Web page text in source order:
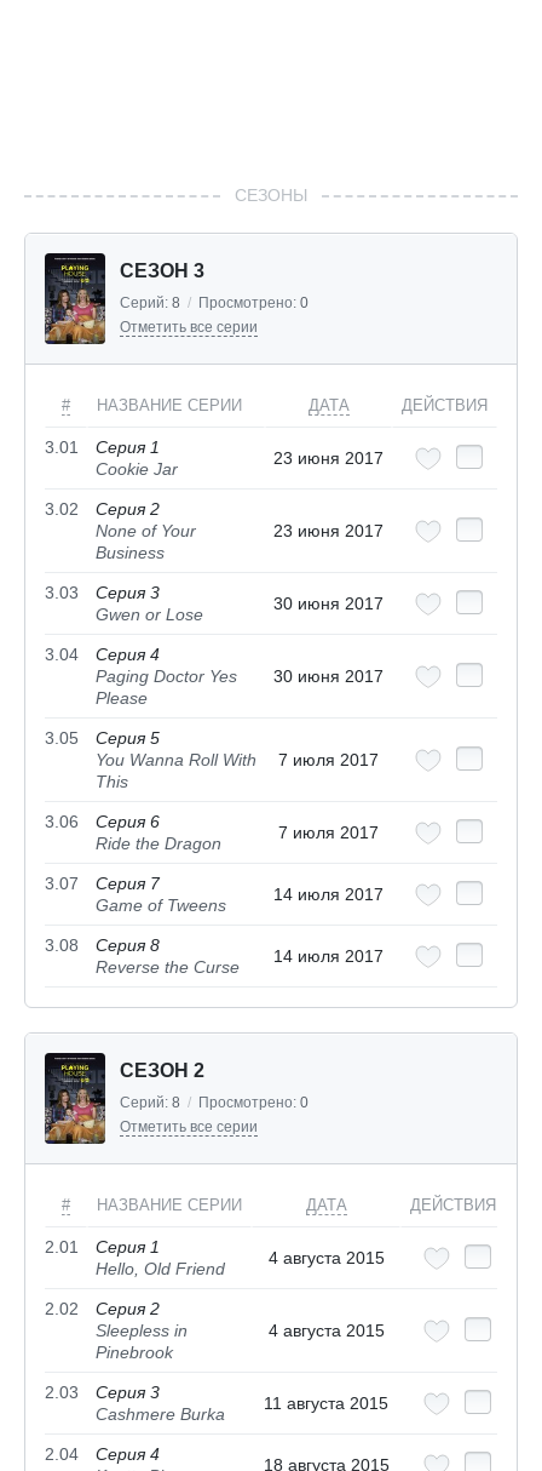
СЕЗОНЫ
СЕЗОН 3
Серий: 8 / Просмотрено: 0
Отметить все серии
# НАЗВАНИЕ СЕРИИ ДАТА ДЕЙСТВИЯ
3.01
Серия 1
Cookie Jar
23 июня 2017
3.02
Серия 2
None of Your
Business
23 июня 2017
3.03
Серия 3
Gwen or Lose
30 июня 2017
3.04
Серия 4
Paging Doctor Yes
Please
30 июня 2017
3.05
Серия 5
You Wanna Roll With
This
7 июля 2017
3.06
Серия 6
Ride the Dragon
7 июля 2017
3.07
Серия 7
Game of Tweens
14 июля 2017
3.08
Серия 8
Reverse the Curse
14 июля 2017
СЕЗОН 2
Серий: 8 / Просмотрено: 0
Отметить все серии
# НАЗВАНИЕ СЕРИИ ДАТА ДЕЙСТВИЯ
2.01
Серия 1
Hello, Old Friend
4 августа 2015
2.02
Серия 2
Sleepless in
Pinebrook
4 августа 2015
2.03
Серия 3
Cashmere Burka
11 августа 2015
2.04
Серия 4
18 августа 2015